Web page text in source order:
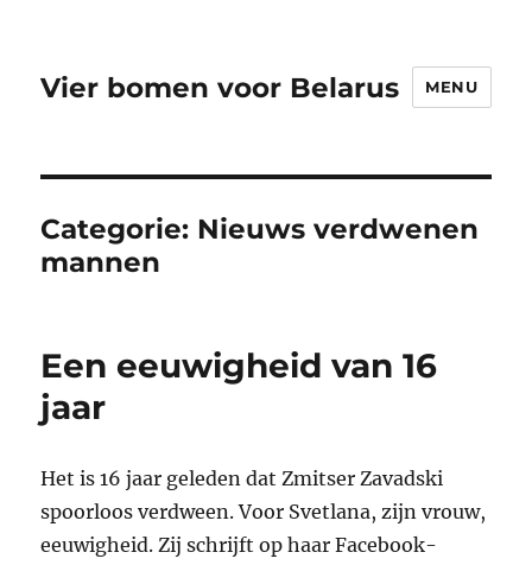
Vier bomen voor Belarus MENU
Categorie: Nieuws verdwenen
mannen
Een eeuwigheid van 16
jaar
Het is 16 jaar geleden dat Zmitser Zavadski
spoorloos verdween. Voor Svetlana, zijn vrouw,
eeuwigheid. Zij schrijft op haar Facebook-